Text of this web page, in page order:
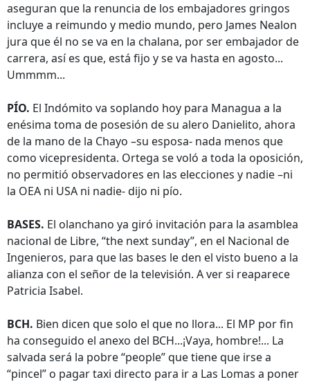
aseguran que la renuncia de los embajadores gringos
incluye a reimundo y medio mundo, pero James Nealon
jura que él no se va en la chalana, por ser embajador de
carrera, así es que, está fijo y se va hasta en agosto...
Ummmm...
PÍO. El Indómito va soplando hoy para Managua a la
enésima toma de posesión de su alero Danielito, ahora
de la mano de la Chayo –su esposa- nada menos que
como vicepresidenta. Ortega se voló a toda la oposición,
no permitió observadores en las elecciones y nadie –ni
la OEA ni USA ni nadie- dijo ni pío.
BASES. El olanchano ya giró invitación para la asamblea
nacional de Libre, “the next sunday”, en el Nacional de
Ingenieros, para que las bases le den el visto bueno a la
alianza con el señor de la televisión. A ver si reaparece
Patricia Isabel.
BCH. Bien dicen que solo el que no llora... El MP por fin
ha conseguido el anexo del BCH...¡Vaya, hombre!... La
salvada será la pobre “people” que tiene que irse a
“pincel” o pagar taxi directo para ir a Las Lomas a poner